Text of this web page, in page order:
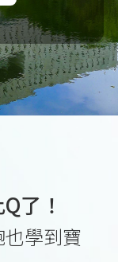
了！
學到寶